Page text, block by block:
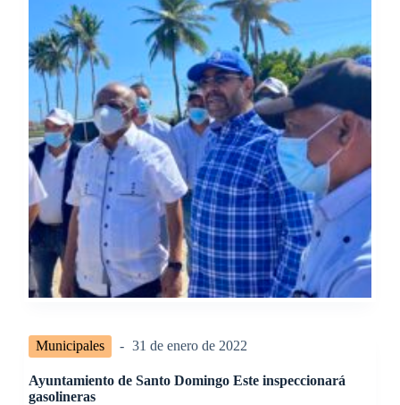
Municipales 31 de enero de 2022
Ayuntamiento de Santo Domingo Este inspeccionará
gasolineras